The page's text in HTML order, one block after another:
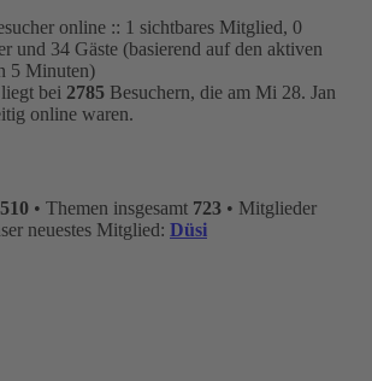
online :: 1 sichtbares Mitglied, 0
und 34 Gäste (basierend auf den aktiven
5 Minuten)
bei 2785 Besuchern, die am Mi 28. Jan
online waren.
• Themen insgesamt 723 • Mitglieder
neuestes Mitglied: Düsi